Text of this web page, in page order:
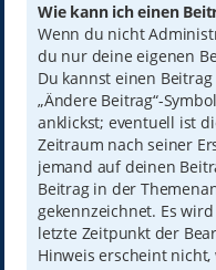
Wie kann ich einen
Wenn du nicht
du nur deine eigenen
Du kannst einen
„Ändere Beitrag“-
anklickst; eventuell ist
Zeitraum nach seiner
jemand auf deinen
Beitrag in der
gekennzeichnet. Es
letzte Zeitpunkt der
Hinweis erscheint